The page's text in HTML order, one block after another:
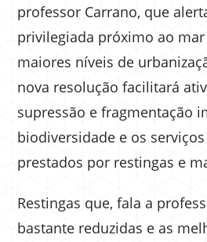
professor Carrano, que
privilegiada próximo ao
maiores níveis de
nova resolução facilitará
supressão e fragmentação
biodiversidade e os
prestados por restingas e
Restingas que, fala a
bastante reduzidas e as